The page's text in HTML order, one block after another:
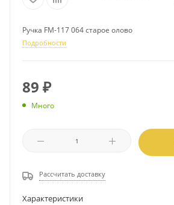
Ручка FM-117 064 старое олово
Подробности
89 ₽
Много
Рассчитать доставку
Характеристики